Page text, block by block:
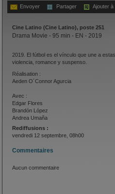
Envoyer Partager Ajouter
Cine Latino (Cine Latino), poste 251
Drama Movie - 95 min - EN - 2019
2019. El fútbol es el vínculo que une a
violencia, romance y suspenso.
Réalisation :
Aeden O´Connor Agurcia
Avec :
Edgar Flores
Brandón López
Andrea Umaña
Gabriel Borjas
Edith Solís
Rediffusions :
vendredi 12 septembre, 08h00
Commentaires
Aucun commentaire